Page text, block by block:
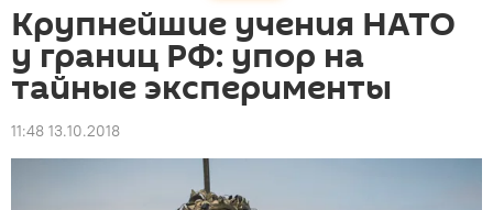
Крупнейшие учения НАТО
у границ РФ: упор на
тайные эксперименты
11:48 13.10.2018